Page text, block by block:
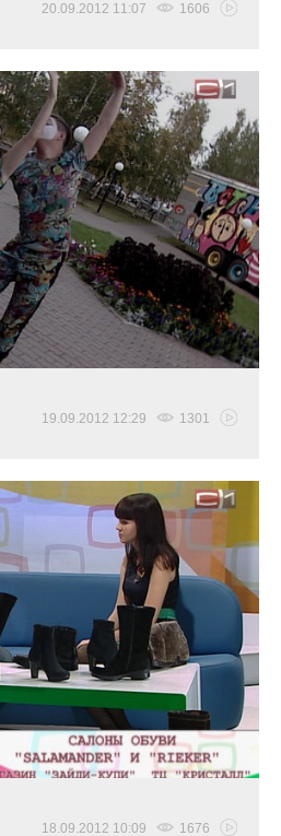
20.09.2012 11:07 1606
19.09.2012 12:29 1301
18.09.2012 10:09 1676